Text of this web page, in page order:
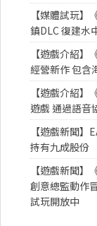
【媒體試玩
鎮DLC 復建水
【遊戲介紹
經營新作 包含
【遊戲介紹
遊戲 通過語音
【遊戲新聞
持有九成股份
【遊戲新聞
創意總監動作
試玩開放中